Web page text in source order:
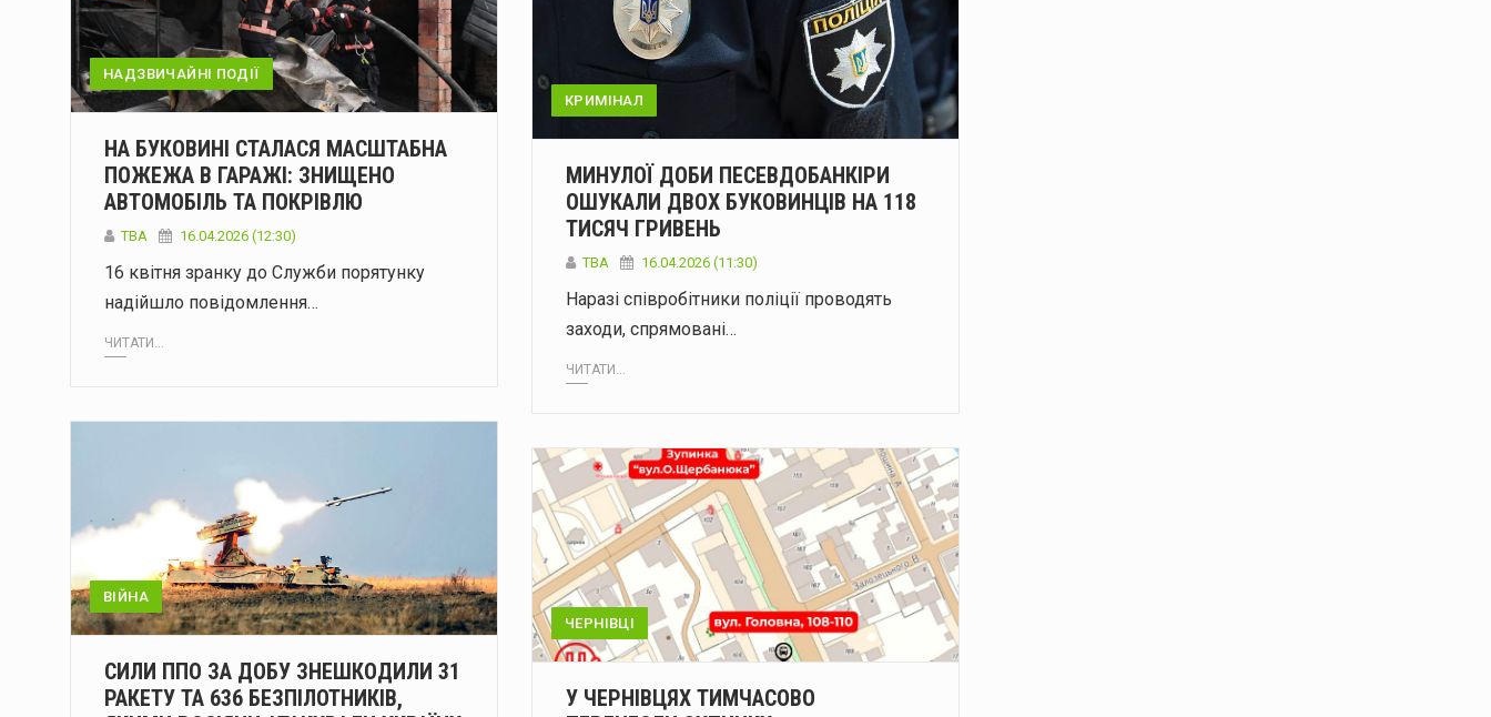
НАДЗВИЧАЙНІ ПОДІЇ
НА БУКОВИНІ СТАЛАСЯ МАСШТАБНА
ПОЖЕЖА В ГАРАЖІ: ЗНИЩЕНО
АВТОМОБІЛЬ ТА ПОКРІВЛЮ
ТВА 16.04.2026 (12:30)
16 квітня зранку до Служби порятунку
надійшло повідомлення…
ЧИТАТИ...
КРИМІНАЛ
МИНУЛОЇ ДОБИ ПЕСЕВДОБАНКІРИ
ОШУКАЛИ ДВОХ БУКОВИНЦІВ НА 118
ТИСЯЧ ГРИВЕНЬ
ТВА 16.04.2026 (11:30)
Наразі співробітники поліції проводять
заходи, спрямовані…
ЧИТАТИ...
ВІЙНА
СИЛИ ППО ЗА ДОБУ ЗНЕШКОДИЛИ 31
РАКЕТУ ТА 636 БЕЗПІЛОТНИКІВ,
ЧЕРНІВЦІ
У ЧЕРНІВЦЯХ ТИМЧАСОВО